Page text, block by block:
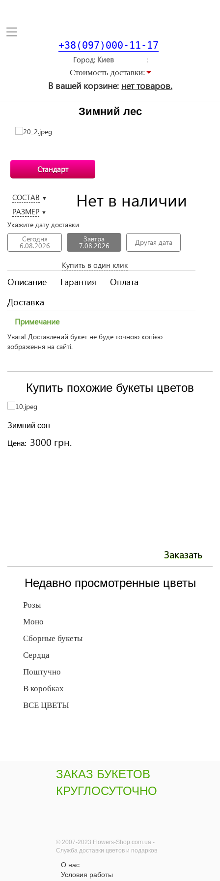
Toggle
+38(097)000-11-17
Город
Стоимость доставки:
В вашей корзине: нет товаров.
Зимний лес
Стандарт
СОСТАВ ▼
РАЗМЕР ▼
Нет в наличии
Укажите дату доставки
Сегодня
6.08.2026
Завтра
7.08.2026 Другая дата
Купить в один клик
Описание Гарантия
Оплата
Доставка
Примечание
Увага! Доставлений букет не буде точною копією
зображення на сайті.
Купить похожие букеты цветов
Зимний сон
Цена: 3000 грн.
Заказать
Недавно просмотренные цветы
Розы
Моно
Сборные букеты
Сердца
Поштучно
В коробках
ВСЕ ЦВЕТЫ
ЗАКАЗ БУКЕТОВ
КРУГЛОСУТОЧНО
© 2007-2023 Flowers-Shop.com.ua -
Служба доставки цветов и подарков
О нас
Условия работы